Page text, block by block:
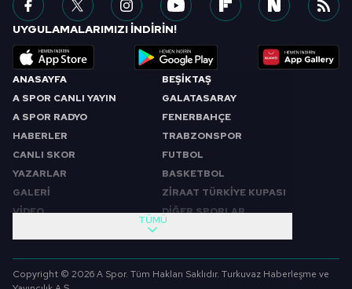
ANASAYFA
A SPOR CANLI YAYIN
A SPOR RADYO
HABERLER
CANLI SKOR
YAZARLAR
GALERİ
VİDEO
BEŞİKTAŞ
GALATASARAY
FENERBAHÇE
TRABZONSPOR
FUTBOL
BASKETBOL
ZİRAAT TÜRKİYE KUPASI
DİĞER SPORLAR
SABAH SPORU
FUTBOL
TÜMÜ
UYGULAMALARIMIZI İNDİRİN!
Copyright © 2026 A Spor. Tüm Hakları Saklıdır. Turkuvaz Haberleşme ve